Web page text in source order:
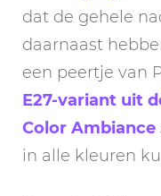
dat de gehele
daarnaast
een peertje van
E27-variant uit
Color Ambiance
in alle kleuren